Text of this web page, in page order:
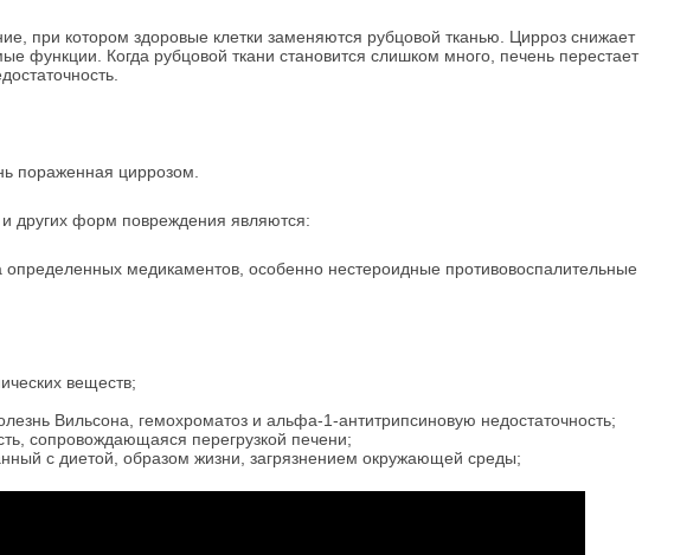
при котором здоровые клетки заменяются рубцовой тканью. Цирроз снижает
функции. Когда рубцовой ткани становится слишком много, печень перестает
пораженная циррозом.
и других форм повреждения являются:
медикаментов, особенно нестероидные противовоспалительные
веществ;
Вильсона, гемохроматоз и альфа-1-антитрипсиновую недостаточность;
сопровождающаяся перегрузкой печени;
с диетой, образом жизни, загрязнением окружающей среды;